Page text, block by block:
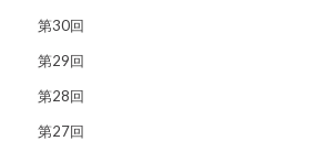
第30回
第29回
第28回
第27回